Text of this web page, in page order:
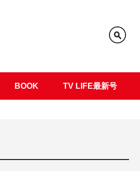
BOOK TV LIFE最新号